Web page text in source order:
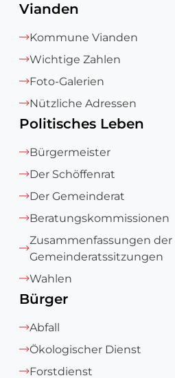
Vianden
Kommune Vianden
Wichtige Zahlen
Foto-Galerien
Nützliche Adressen
Politisches Leben
Bürgermeister
Der Schöffenrat
Der Gemeinderat
Beratungskommissionen
Zusammenfassungen der
Gemeinderatssitzungen
Wahlen
Bürger
Abfall
Ökologischer Dienst
Forstdienst